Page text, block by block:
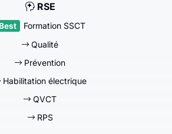
RSE
Formation SSCT
Qualité
Prévention
Habilitation électrique
QVCT
RPS